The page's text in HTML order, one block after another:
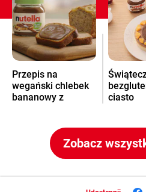
Przepis na
wegański chlebek
bananowy z
ciasto
Zobacz